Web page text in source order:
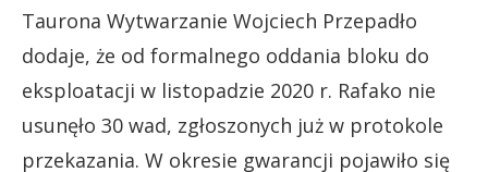
Taurona Wytwarzanie Wojciech Przepadło
dodaje, że od formalnego oddania bloku do
eksploatacji w listopadzie 2020 r. Rafako nie
usunęło 30 wad, zgłoszonych już w protokole
przekazania. W okresie gwarancji pojawiło się